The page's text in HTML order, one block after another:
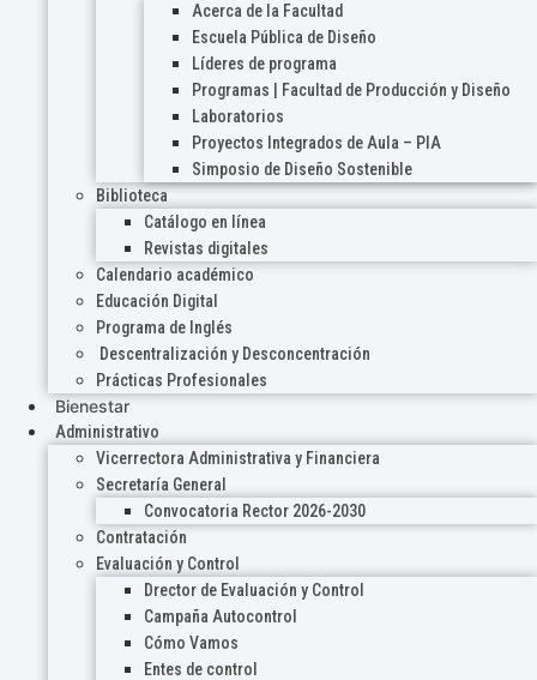
Acerca de la Facultad
Escuela Pública de Diseño
Líderes de programa
Programas | Facultad de Producción y Diseño
Laboratorios
Proyectos Integrados de Aula – PIA
Simposio de Diseño Sostenible
Biblioteca
Catálogo en línea
Revistas digitales
Calendario académico
Educación Digital
Programa de Inglés
Descentralización y Desconcentración
Prácticas Profesionales
Bienestar
Administrativo
Vicerrectora Administrativa y Financiera
Secretaría General
Convocatoria Rector 2026-2030
Contratación
Evaluación y Control
Drector de Evaluación y Control
Campaña Autocontrol
Cómo Vamos
Entes de control